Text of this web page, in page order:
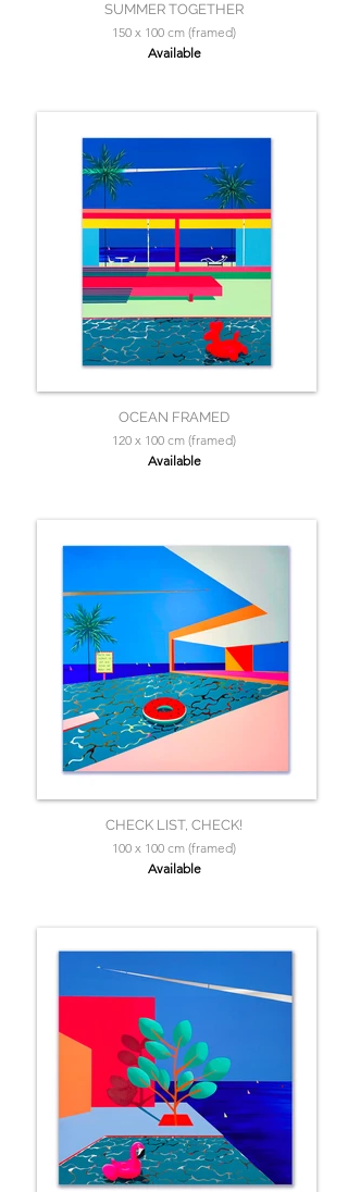
SUMMER TOGETHER
150 x 100 cm (framed)
Available
OCEAN FRAMED
120 x 100 cm (framed)
Available
CHECK LIST, CHECK!
100 x 100 cm (framed)
Available